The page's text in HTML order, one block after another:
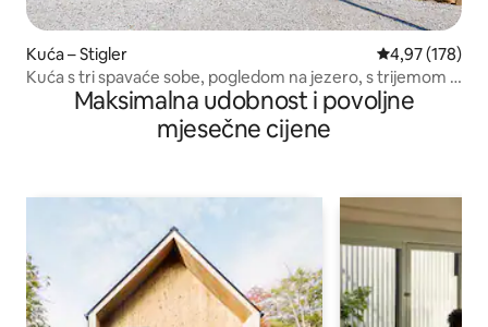
Kuća – Stigler Prosječna
4,97 (178)
Kuća s tri spavaće sobe, pogledom na jezero, s trijemom i
ognjištem ispred kuće
Maksimalna udobnost i povoljne
mjesečne cijene